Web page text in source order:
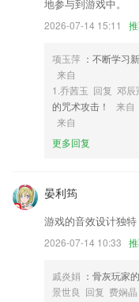
4,航拍社区，一键上传，大
6,作为身兼教师和家长两
角色切换，方便的进行统
壹号娱乐模拟器下
1.支持按类别进行分类索
3.模拟真实考场，模拟考
心态，事半功倍。
4.随时入学学习，有着众
5.内里拥有着海量免费中文
6.·复习一段时间即可在此
马上得到
地参与到游戏中。
2026-07-14 15:11
项玉萍 ：不断学习
来自
1.乔茜玉 回复 邓辰
的咒术攻击！
来自
来自
更多回复
晏利筠
游戏的音效设计独特
2026-07-14 10:33
戚炎娟 ：骨灰玩家
景世良 回复 费娴晶